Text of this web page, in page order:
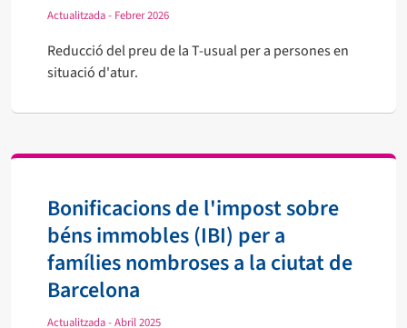
Actualitzada - Febrer 2026
Reducció del preu de la T-usual per a persones en
situació d'atur.
Bonificacions de l'impost sobre
béns immobles (IBI) per a
famílies nombroses a la ciutat de
Barcelona
Actualitzada - Abril 2025